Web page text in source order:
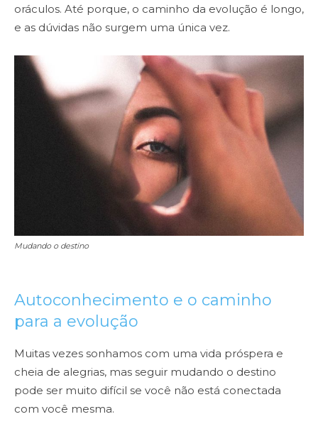
oráculos. Até porque, o caminho da evolução é longo,
e as dúvidas não surgem uma única vez.
Mudando o destino
Autoconhecimento e o caminho
para a evolução
Muitas vezes sonhamos com uma vida próspera e
cheia de alegrias, mas seguir mudando o destino
pode ser muito difícil se você não está conectada
com você mesma.